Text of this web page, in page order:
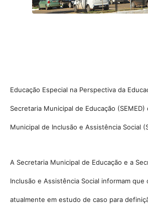
Educação Especial na Perspectiva da
Secretaria Municipal de Educação (SEMED)
Municipal de Inclusão e Assistência Social
A Secretaria Municipal de Educação e a
Inclusão e Assistência Social informam que
atualmente em estudo de caso para